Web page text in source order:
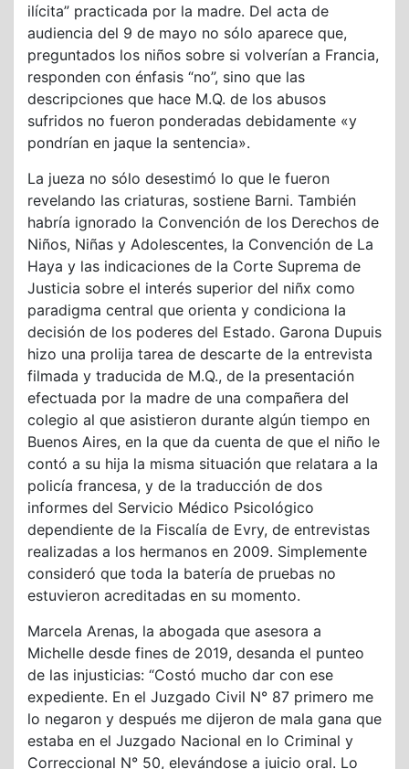
ilícita” practicada por la madre. Del acta de
audiencia del 9 de mayo no sólo aparece que,
preguntados los niños sobre si volverían a Francia,
responden con énfasis “no”, sino que las
descripciones que hace M.Q. de los abusos
sufridos no fueron ponderadas debidamente «y
pondrían en jaque la sentencia».
La jueza no sólo desestimó lo que le fueron
revelando las criaturas, sostiene Barni. También
habría ignorado la Convención de los Derechos de
Niños, Niñas y Adolescentes, la Convención de La
Haya y las indicaciones de la Corte Suprema de
Justicia sobre el interés superior del niñx como
paradigma central que orienta y condiciona la
decisión de los poderes del Estado. Garona Dupuis
hizo una prolija tarea de descarte de la entrevista
filmada y traducida de M.Q., de la presentación
efectuada por la madre de una compañera del
colegio al que asistieron durante algún tiempo en
Buenos Aires, en la que da cuenta de que el niño le
contó a su hija la misma situación que relatara a la
policía francesa, y de la traducción de dos
informes del Servicio Médico Psicológico
dependiente de la Fiscalía de Evry, de entrevistas
realizadas a los hermanos en 2009. Simplemente
consideró que toda la batería de pruebas no
estuvieron acreditadas en su momento.
Marcela Arenas, la abogada que asesora a
Michelle desde fines de 2019, desanda el punteo
de las injusticias: “Costó mucho dar con ese
expediente. En el Juzgado Civil N° 87 primero me
lo negaron y después me dijeron de mala gana que
estaba en el Juzgado Nacional en lo Criminal y
Correccional N° 50, elevándose a juicio oral. Lo